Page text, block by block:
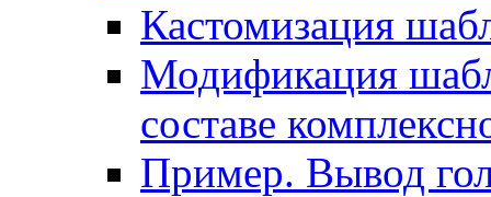
Кастомизация
Модификация
составе
Пример. Вывод